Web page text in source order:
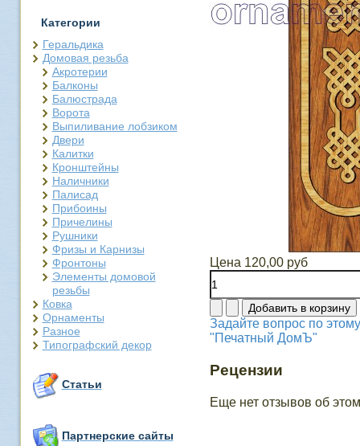
Категории
Геральдика
Домовая резьба
Акротерии
Балконы
Балюстрада
Ворота
Выпиливание лобзиком
Двери
Калитки
Кронштейны
Наличники
Палисад
Прибоины
Причелины
Рушники
Фризы и Карнизы
Фронтоны
Элементы домовой
резьбы
Ковка
Орнаменты
Разное
Типографский декор
Статьи
Партнерские сайты
Цена 120,00 руб
Задайте вопрос по
"Печатный ДомЪ"
Рецензии
Еще нет отзывов об